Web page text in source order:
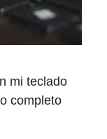
mi teclado
completo